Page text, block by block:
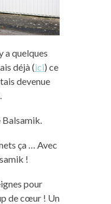
a quelques
déjà (ici) ce
devenue
Balsamik
ça …
Avec
!
pour
de cœur ! Un